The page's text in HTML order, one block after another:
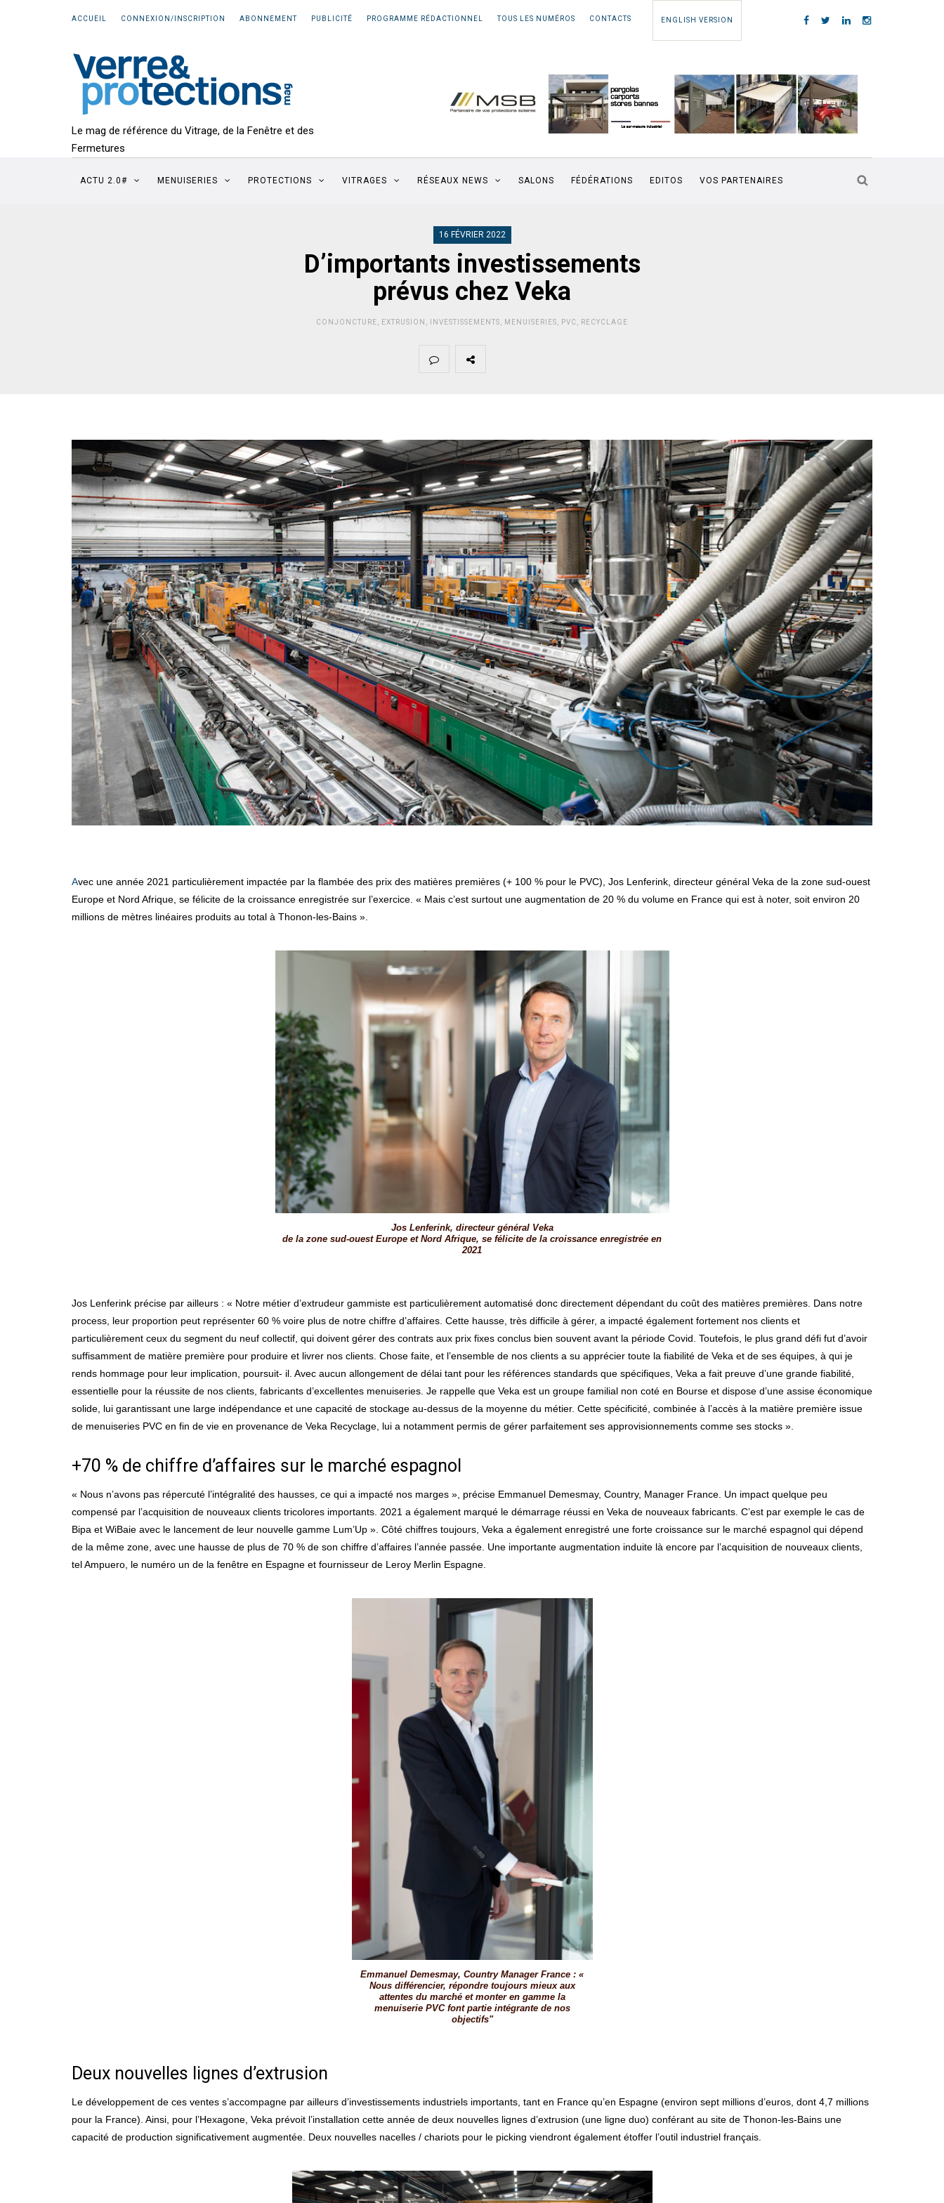
ACCUEIL CONNEXION/INSCRIPTION ABONNEMENT PUBLICITÉ PROGRAMME RÉDACTIONNEL TOUS LES NUMÉROS CONTACTS ENGLISH VERSION
Le mag de référence du Vitrage, de la Fenêtre et des
Fermetures
ACTU 2.0# MENUISERIES PROTECTIONS VITRAGES RÉSEAUX NEWS SALONS FÉDÉRATIONS EDITOS VOS PARTENAIRES
16 FÉVRIER 2022
D’importants investissements
prévus chez Veka
CONJONCTURE EXTRUSION INVESTISSEMENTS MENUISERIES PVC RECYCLAGE
Avec une année 2021 particulièrement impactée par la flambée des prix des matières premières (+ 100 % pour le PVC), Jos Lenferink, directeur général Veka de la zone sud-ouest
Europe et Nord Afrique, se félicite de la croissance enregistrée sur l’exercice. « Mais c’est surtout une augmentation de 20 % du volume en France qui est à noter, soit environ 20
millions de mètres linéaires produits au total à Thonon-les-Bains ».
Jos Lenferink, directeur général Veka
de la zone sud-ouest Europe et Nord Afrique, se félicite de la croissance enregistrée en
2021
Jos Lenferink précise par ailleurs : « Notre métier d’extrudeur gammiste est particulièrement automatisé donc directement dépendant du coût des matières premières. Dans notre
process, leur proportion peut représenter 60 % voire plus de notre chiffre d’affaires. Cette hausse, très difficile à gérer, a impacté également fortement nos clients et
particulièrement ceux du segment du neuf collectif, qui doivent gérer des contrats aux prix fixes conclus bien souvent avant la période Covid. Toutefois, le plus grand défi fut d’avoir
suffisamment de matière première pour produire et livrer nos clients. Chose faite, et l’ensemble de nos clients a su apprécier toute la fiabilité de Veka et de ses équipes, à qui je
rends hommage pour leur implication, poursuit- il. Avec aucun allongement de délai tant pour les références standards que spécifiques, Veka a fait preuve d’une grande fiabilité,
essentielle pour la réussite de nos clients, fabricants d’excellentes menuiseries. Je rappelle que Veka est un groupe familial non coté en Bourse et dispose d’une assise économique
solide, lui garantissant une large indépendance et une capacité de stockage au-dessus de la moyenne du métier. Cette spécificité, combinée à l’accès à la matière première issue
de menuiseries PVC en fin de vie en provenance de Veka Recyclage, lui a notamment permis de gérer parfaitement ses approvisionnements comme ses stocks ».
+70 % de chiffre d’affaires sur le marché espagnol
« Nous n’avons pas répercuté l’intégralité des hausses, ce qui a impacté nos marges », précise Emmanuel Demesmay, Country, Manager France. Un impact quelque peu
compensé par l’acquisition de nouveaux clients tricolores importants. 2021 a également marqué le démarrage réussi en Veka de nouveaux fabricants. C’est par exemple le cas de
Bipa et WiBaie avec le lancement de leur nouvelle gamme Lum’Up ». Côté chiffres toujours, Veka a également enregistré une forte croissance sur le marché espagnol qui dépend
de la même zone, avec une hausse de plus de 70 % de son chiffre d’affaires l’année passée. Une importante augmentation induite là encore par l’acquisition de nouveaux clients,
tel Ampuero, le numéro un de la fenêtre en Espagne et fournisseur de Leroy Merlin Espagne.
Emmanuel Demesmay, Country Manager France : «
Nous différencier, répondre toujours mieux aux
attentes du marché et monter en gamme la
menuiserie PVC font partie intégrante de nos
objectifs"
Deux nouvelles lignes d’extrusion
Le développement de ces ventes s’accompagne par ailleurs d’investissements industriels importants, tant en France qu’en Espagne (environ sept millions d’euros, dont 4,7 millions
pour la France). Ainsi, pour l’Hexagone, Veka prévoit l’installation cette année de deux nouvelles lignes d’extrusion (une ligne duo) conférant au site de Thonon-les-Bains une
capacité de production significativement augmentée. Deux nouvelles nacelles / chariots pour le picking viendront également étoffer l’outil industriel français.